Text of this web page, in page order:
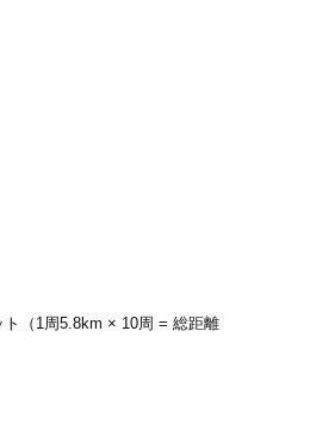
（1周5.8km × 10周 = 総距離